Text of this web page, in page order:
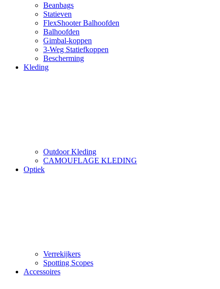
Beanbags
Statieven
FlexShooter Balhoofden
Balhoofden
Gimbal-koppen
3-Weg Statiefkoppen
Bescherming
Kleding
Outdoor Kleding
CAMOUFLAGE KLEDING
Optiek
Verrekijkers
Spotting Scopes
Accessoires